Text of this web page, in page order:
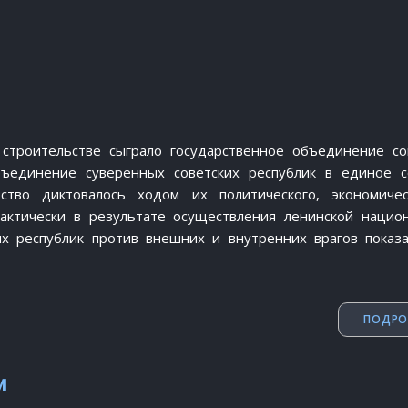
сыграло государственное объединение
суверенных советских республик в единое
диктовалось ходом их политического,
в результате осуществления ленинской
республик против внешних и внутренних врагов